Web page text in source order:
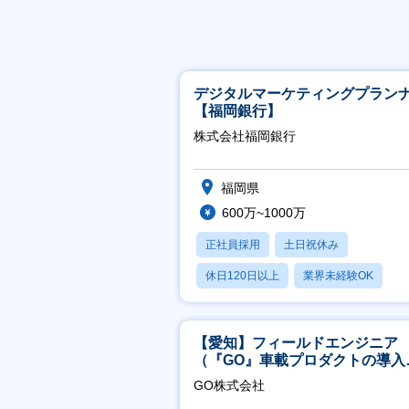
デジタルマーケティングプラン
【福岡銀行】
株式会社福岡銀行
福岡県
600万~1000万
正社員採用 土日祝休み
休日120日以上 業界未経験OK
産休・育休あり
【愛知】フィールドエンジニア
（『GO』車載プロダクトの導入
ポート／年休120日／土日祝休
行直帰
GO株式会社